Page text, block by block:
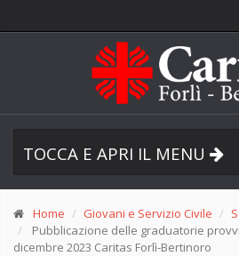
TOCCA E APRI IL MENU
Home Giovani e Servizio Civile
Pubblicazione delle graduatorie
dicembre 2023 Caritas Forlì-Bertinoro